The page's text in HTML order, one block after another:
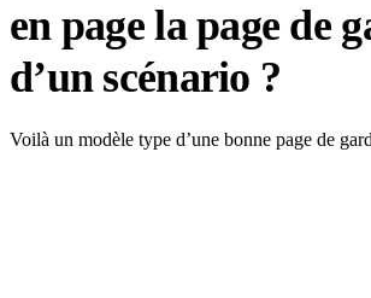
en page la page de
d’un scénario ?
Voilà un modèle type d’une bonne page de